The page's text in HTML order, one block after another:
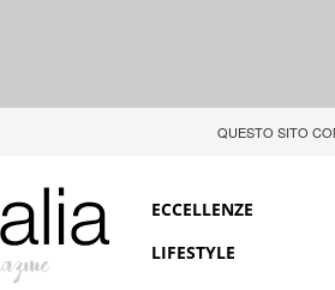
QUESTO SITO
ECCELLENZE
LIFESTYLE